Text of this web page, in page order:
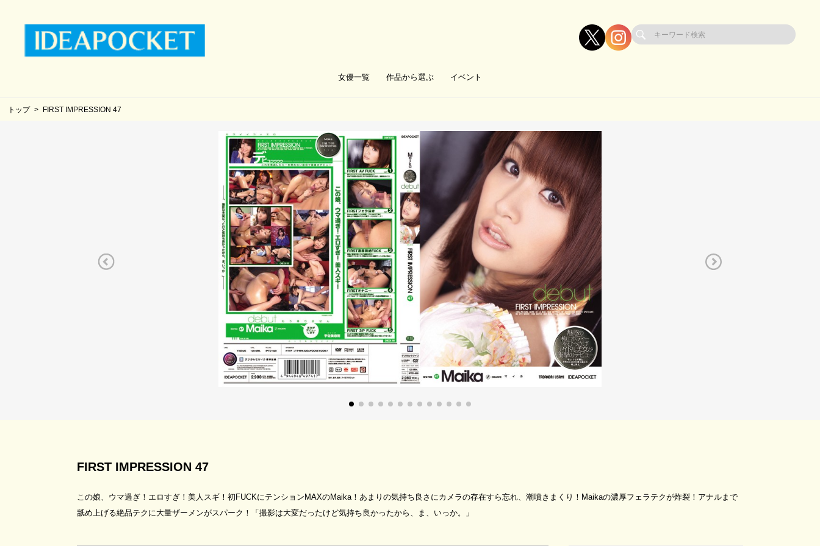
女優一覧 作品から選ぶ イベント
トップ FIRST IMPRESSION 47
FIRST IMPRESSION 47
この娘、ウマ過ぎ！エロすぎ！美人スギ！初FUCKにテンションMAXのMaika！あまりの気持ち良さにカメラの存在すら忘れ、潮噴きまくり！Maikaの濃厚フェラテクが炸裂！アナルまで
舐め上げる絶品テクに大量ザーメンがスパーク！「撮影は大変だったけど気持ち良かったから、ま、いっか。」